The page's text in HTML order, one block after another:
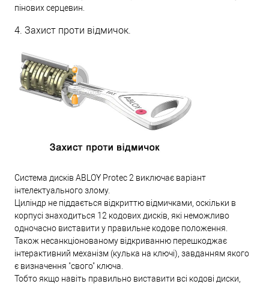
пінових серцевин.
4. Захист проти відмичок.
Система дисків ABLOY Protec 2 виключає варіант
інтелектуального злому.
Циліндр не піддається відкриттю відмичками, оскільки в
корпусі знаходиться 12 кодових дисків, які неможливо
одночасно виставити у правильне кодове положення.
Також несанкціонованому відкриванню перешкоджає
інтерактивний механізм (кулька на ключі), завданням якого
є визначення "свого" ключа.
Тобто якщо навіть правильно виставити всі кодові диски,